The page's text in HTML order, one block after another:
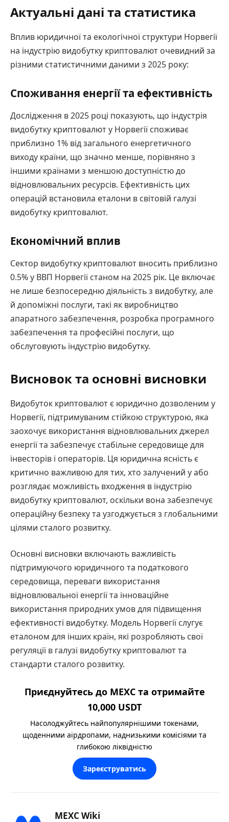
Актуальні дані та статистика
Вплив юридичної та екологічної структури Норвегії
на індустрію видобутку криптовалют очевидний за
різними статистичними даними з 2025 року:
Споживання енергії та ефективність
Дослідження в 2025 році показують, що індустрія
видобутку криптовалют у Норвегії споживає
приблизно 1% від загального енергетичного
виходу країни, що значно менше, порівняно з
іншими країнами з меншою доступністю до
відновлювальних ресурсів. Ефективність цих
операцій встановила еталони в світовій галузі
видобутку криптовалют.
Економічний вплив
Сектор видобутку криптовалют вносить приблизно
0.5% у ВВП Норвегії станом на 2025 рік. Це включає
не лише безпосередню діяльність з видобутку, але
й допоміжні послуги, такі як виробництво
апаратного забезпечення, розробка програмного
забезпечення та професійні послуги, що
обслуговують індустрію видобутку.
Висновок та основні висновки
Видобуток криптовалют є юридично дозволеним у
Норвегії, підтримуваним стійкою структурою, яка
заохочує використання відновлювальних джерел
енергії та забезпечує стабільне середовище для
інвесторів і операторів. Ця юридична ясність є
критично важливою для тих, хто залучений у або
розглядає можливість входження в індустрію
видобутку криптовалют, оскільки вона забезпечує
операційну безпеку та узгоджується з глобальними
цілями сталого розвитку.
Основні висновки включають важливість
підтримуючого юридичного та податкового
середовища, переваги використання
відновлювальної енергії та інноваційне
використання природних умов для підвищення
ефективності видобутку. Модель Норвегії слугує
еталоном для інших країн, які розробляють свої
регуляції в галузі видобутку криптовалют та
стандарти сталого розвитку.
Приєднуйтесь до MEXC та отримайте
10,000 USDT
Насолоджуйтесь найпопулярнішими токенами,
щоденними аірдропами, наднизькими комісіями та
глибокою ліквідністю
Зареєструватись
MEXC Wiki